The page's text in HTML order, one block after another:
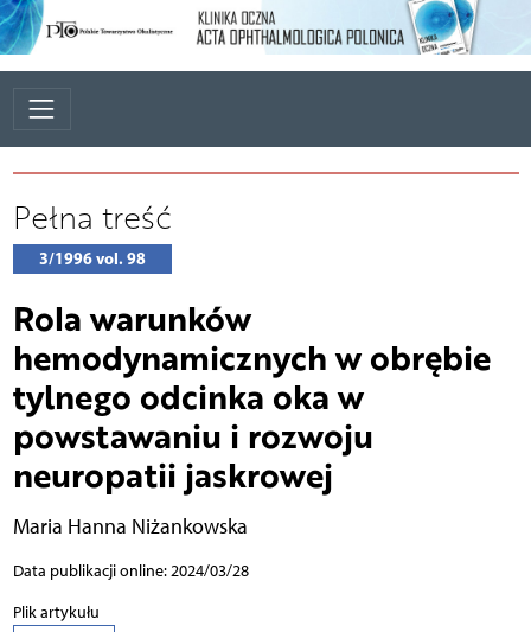
Pełna treść
3/1996 vol. 98
Rola warunków
hemodynamicznych w obrębie
tylnego odcinka oka w
powstawaniu i rozwoju
neuropatii jaskrowej
Maria Hanna Niżankowska
Data publikacji online: 2024/03/28
Plik artykułu